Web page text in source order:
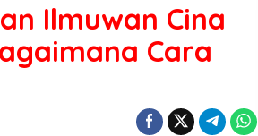
Ilmuwan Cina
Cara